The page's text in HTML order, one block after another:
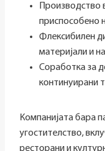
Производство
приспособено
Флексибилен
материјали и
Соработка за
континуирани
Компанијата бара
угостителство,
ресторани и